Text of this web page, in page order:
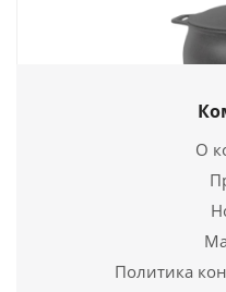
5
О
Политика